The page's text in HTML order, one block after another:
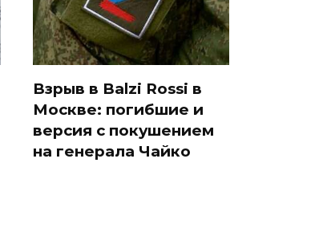
Взрыв в Balzi Rossi в
Москве: погибшие и
версия с покушением
на генерала Чайко